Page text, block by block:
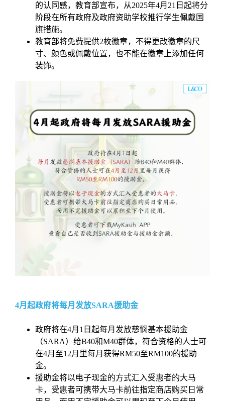
的认同感，教育部宣布，从2025年4月21日起将分
阶段在所有政府及政府资助学校推行学生佩戴国
旗措施。
教育部将免费提供2枚徽章，不得更改徽章的尺
寸、颜色或佩戴位置，也不能在徽章上添加任何
装饰。
4月起政府将每月发放SARA援助金
政府将在4月1日起每月发放慈悯基本援助金
（SARA）给B40和M40群体，符合资格的人士可
在4月至12月里每月获得RM50至RM100的援助
金。
援助金将以电子现金的方式汇入受惠者的大马
卡，受惠者可携带大马卡前往指定商店购买日常